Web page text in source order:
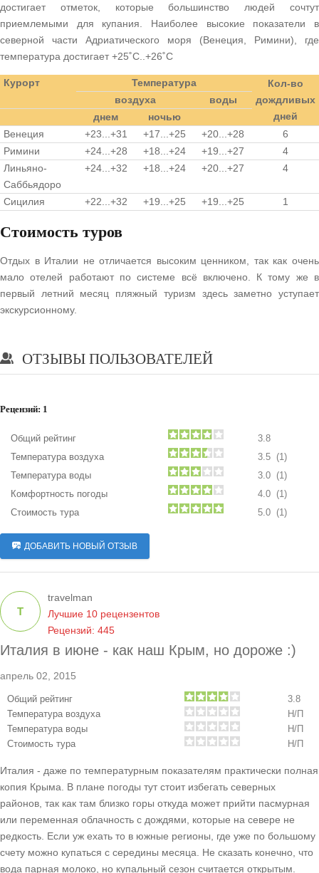
достигает отметок, которые большинство людей сочтут
приемлемыми для купания. Наиболее высокие показатели в
северной части Адриатического моря (Венеция, Римини), где
температура достигает +25˚С..+26˚С
Курорт Температура
Кол-во
дождливых
дней
воздуха
воды
днем
ночью
Венеция
+23...+31 +17...+25 +20...+28
6
Римини
+24...+28 +18...+24 +19...+27
4
Линьяно-
Саббьядоро
+24...+32 +18...+24 +20...+27 4
Сицилия +22...+32 +19...+25 +19...+25 1
Стоимость туров
Отдых в Италии не отличается высоким ценником, так как очень
мало отелей работают по системе всё включено. К тому же в
первый летний месяц пляжный туризм здесь заметно уступает
экскурсионному.
ОТЗЫВЫ ПОЛЬЗОВАТЕЛЕЙ
Рецензий: 1
Общий рейтинг
3.8
Температура воздуха
3.5 (1)
Температура воды
3.0 (1)
Комфортность погоды
4.0 (1)
Стоимость тура
5.0 (1)
ДОБАВИТЬ НОВЫЙ ОТЗЫВ
Италия в июне - как наш Крым, но дороже :)
апрель 02, 2015
Общий рейтинг
3.8
Температура воздуха
Н/П
Температура воды
Н/П
Стоимость тура
Н/П
Италия - даже по температурным показателям практически полная
копия Крыма. В плане погоды тут стоит избегать северных
районов, так как там близко горы откуда может прийти пасмурная
или переменная облачность с дождями, которые на севере не
редкость. Если уж ехать то в южные регионы, где уже по большому
счету можно купаться с середины месяца. Не сказать конечно, что
вода парная молоко, но купальный сезон считается открытым.
T
travelman
Лучшие 10 рецензентов
Рецензий: 445